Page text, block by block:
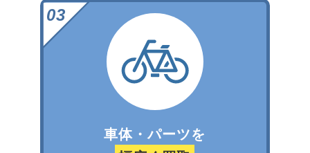
車体・パーツを